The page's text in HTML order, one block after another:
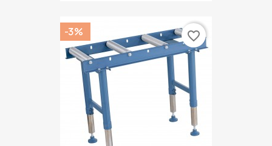
-3% favorite_border